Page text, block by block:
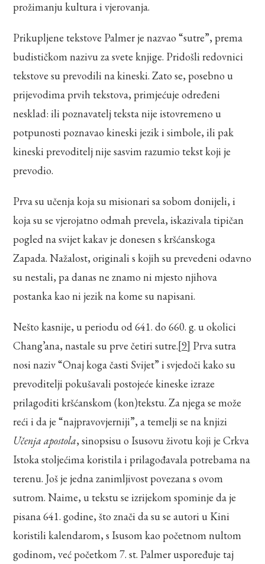
prožimanju kultura i vjerovanja.
Prikupljene tekstove Palmer je nazvao “sutre”, prema
budističkom nazivu za svete knjige. Pridošli redovnici
tekstove su prevodili na kineski. Zato se, posebno u
prijevodima prvih tekstova, primjećuje određeni
nesklad: ili poznavatelj teksta nije istovremeno u
potpunosti poznavao kineski jezik i simbole, ili pak
kineski prevoditelj nije sasvim razumio tekst koji je
prevodio.
Prva su učenja koja su misionari sa sobom donijeli, i
koja su se vjerojatno odmah prevela, iskazivala tipičan
pogled na svijet kakav je donesen s kršćanskoga
Zapada. Nažalost, originali s kojih su prevedeni odavno
su nestali, pa danas ne znamo ni mjesto njihova
postanka kao ni jezik na kome su napisani.
Nešto kasnije, u periodu od 641. do 660. g. u okolici
Chang’ana, nastale su prve četiri sutre.[9] Prva sutra
nosi naziv “Onaj koga časti Svijet” i svjedoči kako su
prevoditelji pokušavali postojeće kineske izraze
prilagoditi kršćanskom (kon)tekstu. Za njega se može
reći i da je “najpravovjerniji”, a temelji se na knjizi
Učenja apostola, sinopsisu o Isusovu životu koji je Crkva
Istoka stoljećima koristila i prilagođavala potrebama na
terenu. Još je jedna zanimljivost povezana s ovom
sutrom. Naime, u tekstu se izrijekom spominje da je
pisana 641. godine, što znači da su se autori u Kini
koristili kalendarom, s Isusom kao početnom nultom
godinom, već početkom 7. st. Palmer uspoređuje taj